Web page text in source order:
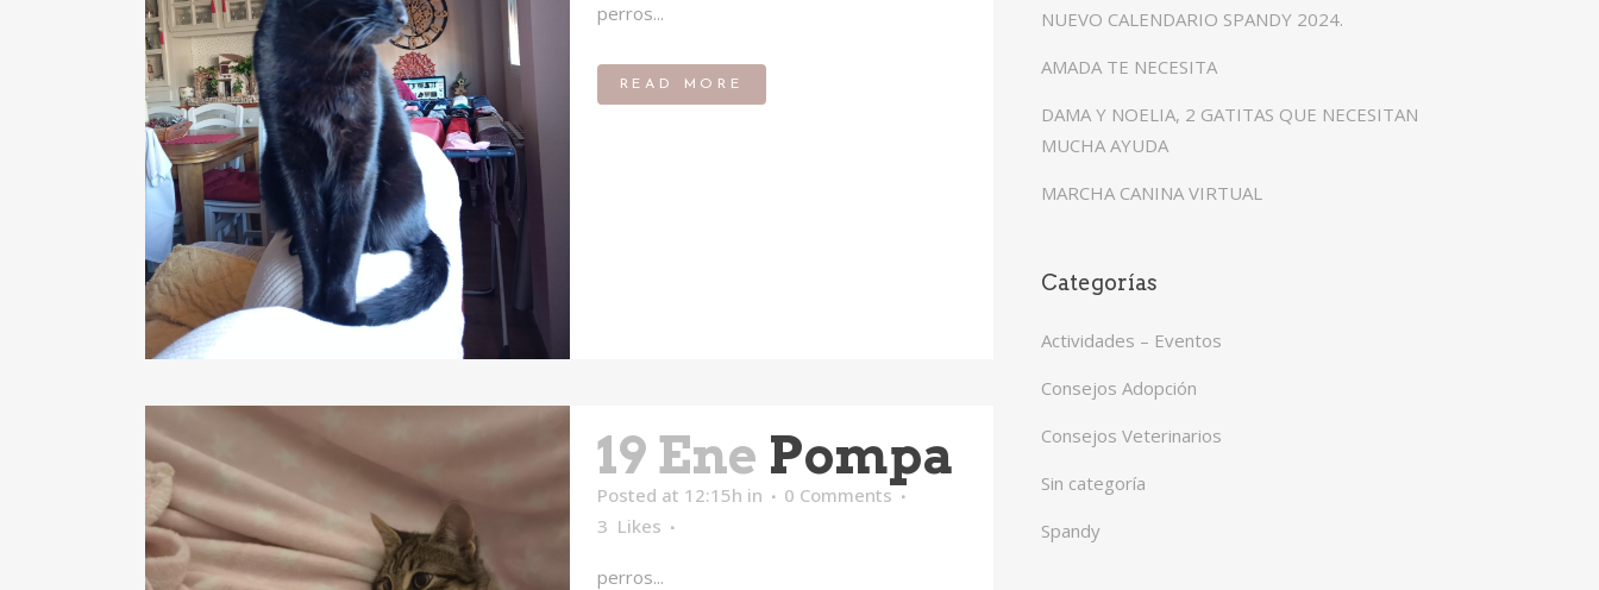
perros...
READ MORE
19 Ene Pompa
Posted at 12:15h in
0 Comments
3 Likes
perros...
NUEVO CALENDARIO SPANDY 2024.
AMADA TE NECESITA
DAMA Y NOELIA, 2 GATITAS QUE NECESITAN
MUCHA AYUDA
MARCHA CANINA VIRTUAL
Categorías
Actividades – Eventos
Consejos Adopción
Consejos Veterinarios
Sin categoría
Spandy